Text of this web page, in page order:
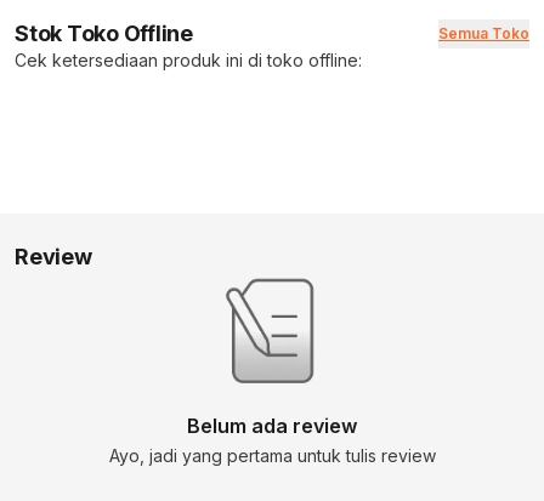
Stok Toko Offline Semua Toko
Cek ketersediaan produk ini di toko offline:
Review
Belum ada review
Ayo, jadi yang pertama untuk tulis review